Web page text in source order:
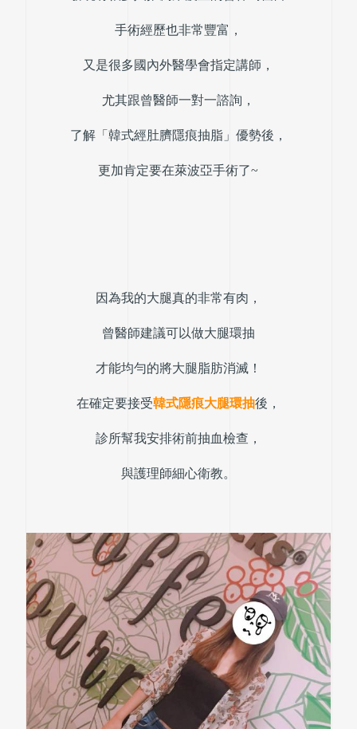
手術經歷也非常豐富，
又是很多國內外醫學會指定講師，
尤其跟曾醫師一對一諮詢，
了解「韓式經肚臍隱痕抽脂」優勢後，
更加肯定要在萊波亞手術了~
因為我的大腿真的非常有肉，
曾醫師建議可以做大腿環抽
才能均勻的將大腿脂肪消滅！
在確定要接受韓式隱痕大腿環抽後，
診所幫我安排術前抽血檢查，
與護理師細心衛教。